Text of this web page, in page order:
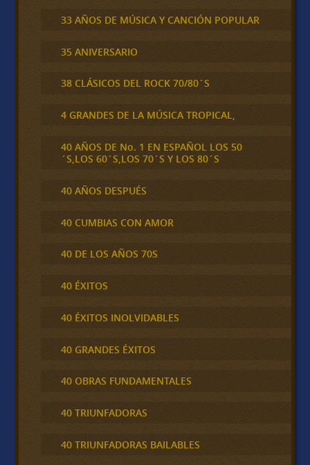
33 AÑOS DE MÚSICA Y CANCIÓN POPULAR
35 ANIVERSARIO
38 CLÁSICOS DEL ROCK 70/80´S
4 GRANDES DE LA MÚSICA TROPICAL,
40 AÑOS DE No. 1 EN ESPAÑOL LOS 50
´S,LOS 60´S,LOS 70´S Y LOS 80´S
40 AÑOS DESPUÉS
40 CUMBIAS CON AMOR
40 DE LOS AÑOS 70S
40 ÉXITOS
40 ÉXITOS INOLVIDABLES
40 GRANDES ÉXITOS
40 OBRAS FUNDAMENTALES
40 TRIUNFADORAS
40 TRIUNFADORAS BAILABLES